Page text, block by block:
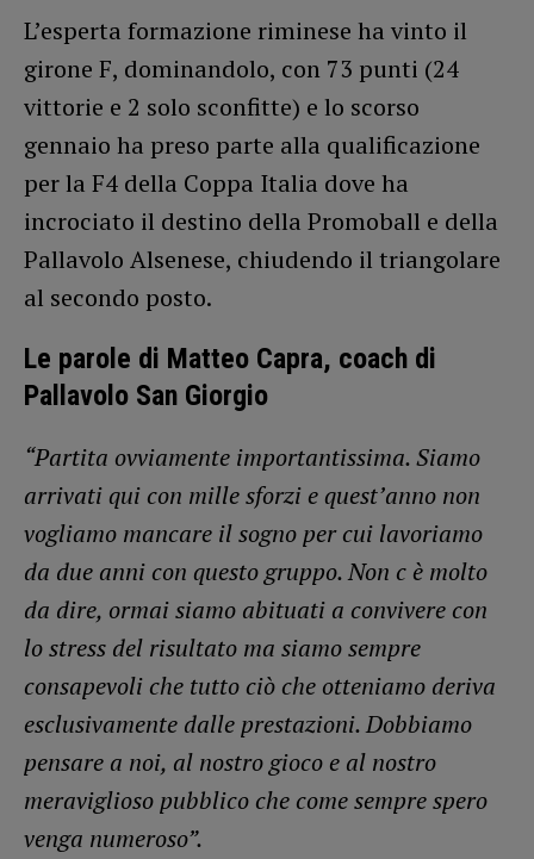
L’esperta formazione riminese ha vinto il
girone F, dominandolo, con 73 punti (24
vittorie e 2 solo sconfitte) e lo scorso
gennaio ha preso parte alla qualificazione
per la F4 della Coppa Italia dove ha
incrociato il destino della Promoball e della
Pallavolo Alsenese, chiudendo il triangolare
al secondo posto.
Le parole di Matteo Capra, coach di
Pallavolo San Giorgio
“Partita ovviamente importantissima. Siamo
arrivati qui con mille sforzi e quest’anno non
vogliamo mancare il sogno per cui lavoriamo
da due anni con questo gruppo. Non c è molto
da dire, ormai siamo abituati a convivere con
lo stress del risultato ma siamo sempre
consapevoli che tutto ciò che otteniamo deriva
esclusivamente dalle prestazioni. Dobbiamo
pensare a noi, al nostro gioco e al nostro
meraviglioso pubblico che come sempre spero
venga numeroso”.